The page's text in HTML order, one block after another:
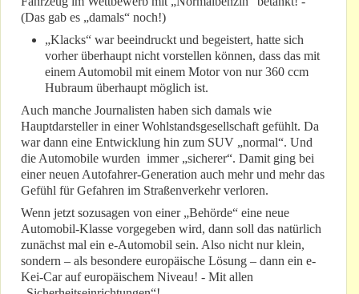
(Das gab es „damals“ noch!)
„Klacks“ war beeindruckt und begeistert, hatte sich
vorher überhaupt nicht vorstellen können, dass das mit
einem Automobil mit einem Motor von nur 360 ccm
Hubraum überhaupt möglich ist.
Auch manche Journalisten haben sich damals wie
Hauptdarsteller in einer Wohlstandsgesellschaft gefühlt. Da
war dann eine Entwicklung hin zum SUV „normal“. Und
die Automobile wurden immer „sicherer“. Damit ging bei
einer neuen Autofahrer-Generation auch mehr und mehr das
Gefühl für Gefahren im Straßenverkehr verloren.
Wenn jetzt sozusagen von einer „Behörde“ eine neue
Automobil-Klasse vorgegeben wird, dann soll das natürlich
zunächst mal ein e-Automobil sein. Also nicht nur klein,
sondern – als besondere europäische Lösung – dann ein e-
Kei-Car auf europäischem Niveau! - Mit allen